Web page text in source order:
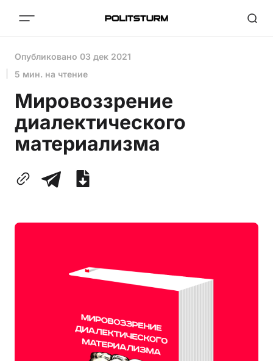
Опубликовано 03 дек 2021
5 мин. на чтение
Мировоззрение
диалектического
материализма